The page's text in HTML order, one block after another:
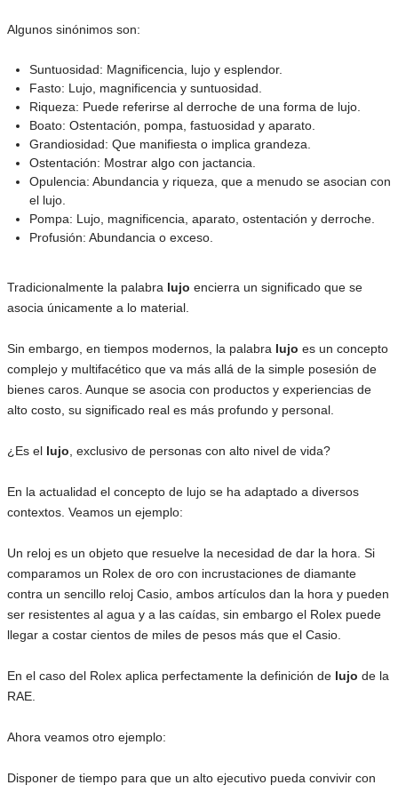
Algunos sinónimos son:
Suntuosidad: Magnificencia, lujo y esplendor.
Fasto: Lujo, magnificencia y suntuosidad.
Riqueza: Puede referirse al derroche de una forma de lujo.
Boato: Ostentación, pompa, fastuosidad y aparato.
Grandiosidad: Que manifiesta o implica grandeza.
Ostentación: Mostrar algo con jactancia.
Opulencia: Abundancia y riqueza, que a menudo se asocian con
el lujo.
Pompa: Lujo, magnificencia, aparato, ostentación y derroche.
Profusión: Abundancia o exceso.
Tradicionalmente la palabra lujo encierra un significado que se
asocia únicamente a lo material.
Sin embargo, en tiempos modernos, la palabra lujo es un concepto
complejo y multifacético que va más allá de la simple posesión de
bienes caros. Aunque se asocia con productos y experiencias de
alto costo, su significado real es más profundo y personal.
¿Es el lujo , exclusivo de personas con alto nivel de vida?
En la actualidad el concepto de lujo se ha adaptado a diversos
contextos. Veamos un ejemplo:
Un reloj es un objeto que resuelve la necesidad de dar la hora. Si
comparamos un Rolex de oro con incrustaciones de diamante
contra un sencillo reloj Casio, ambos artículos dan la hora y pueden
ser resistentes al agua y a las caídas, sin embargo el Rolex puede
llegar a costar cientos de miles de pesos más que el Casio.
En el caso del Rolex aplica perfectamente la definición de lujo de la
RAE.
Ahora veamos otro ejemplo:
Disponer de tiempo para que un alto ejecutivo pueda convivir con